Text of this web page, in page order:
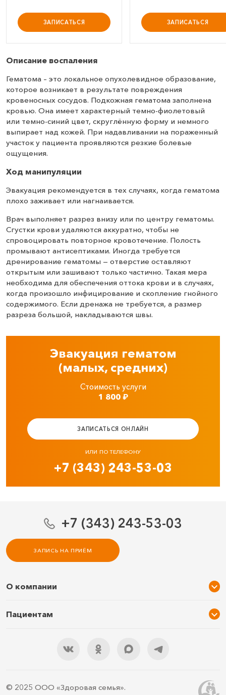
ЗАПИСАТЬСЯ ЗАПИСАТЬСЯ
Описание воспаления
Гематома – это локальное опухолевидное образование,
которое возникает в результате повреждения
кровеносных сосудов. Подкожная гематома заполнена
кровью. Она имеет характерный темно-фиолетовый
или темно-синий цвет, скруглённую форму и немного
выпирает над кожей. При надавливании на пораженный
участок у пациента проявляются резкие болевые
ощущения.
Ход манипуляции
Эвакуация рекомендуется в тех случаях, когда гематома
плохо заживает или нагнаивается.
Врач выполняет разрез внизу или по центру гематомы.
Сгустки крови удаляются аккуратно, чтобы не
спровоцировать повторное кровотечение. Полость
промывают антисептиками. Иногда требуется
дренирование гематомы — отверстие оставляют
открытым или зашивают только частично. Такая мера
необходима для обеспечения оттока крови и в случаях,
когда произошло инфицирование и скопление гнойного
содержимого. Если дренажа не требуется, а размер
разреза большой, накладываются швы.
Эвакуация гематом
(малых, средних)
Стоимость услуги
1 800₽
ЗАПИСАТЬСЯ ОНЛАЙН
ИЛИ ПО ТЕЛЕФОНУ
+7 (343) 243-53-03
+7 (343) 243-53-03
ЗАПИСЬ НА ПРИЁМ
О компании
Услуги и цены
Контакты
Пациентам
Подарочный сертификат
Правила подготовки
© 2025 ООО «Здоровая семья».